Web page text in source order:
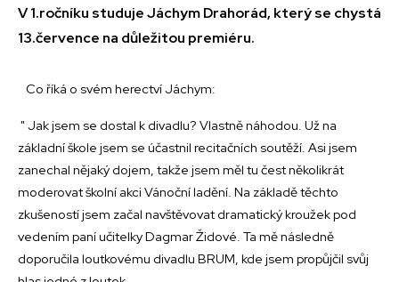
V 1.ročníku studuje Jáchym Drahorád, který se chystá
13.července na důležitou premiéru.
Co říká o svém herectví Jáchym:
" Jak jsem se dostal k divadlu? Vlastně náhodou. Už na
základní škole jsem se účastnil recitačních soutěží. Asi jsem
zanechal nějaký dojem, takže jsem měl tu čest několikrát
moderovat školní akci Vánoční ladění. Na základě těchto
zkušeností jsem začal navštěvovat dramatický kroužek pod
vedením paní učitelky Dagmar Židové. Ta mě následně
doporučila loutkovému divadlu BRUM, kde jsem propůjčil svůj